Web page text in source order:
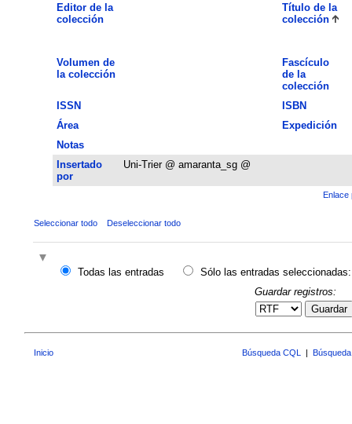
Editor de la
colección
Título de la
colección
Volumen de
la colección
Fascículo
de la
colección
ISSN
ISBN
Área
Expedición
Notas
Insertado
por
Uni-Trier @ amaranta_sg @
Enlace
Seleccionar todo Deseleccionar todo
Todas las entradas
Sólo las entradas seleccionadas:
Guardar registros:
Guardar
Inicio Búsqueda CQL